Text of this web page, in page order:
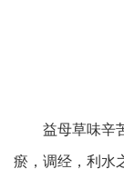
益母草味辛
瘀，调经，利水